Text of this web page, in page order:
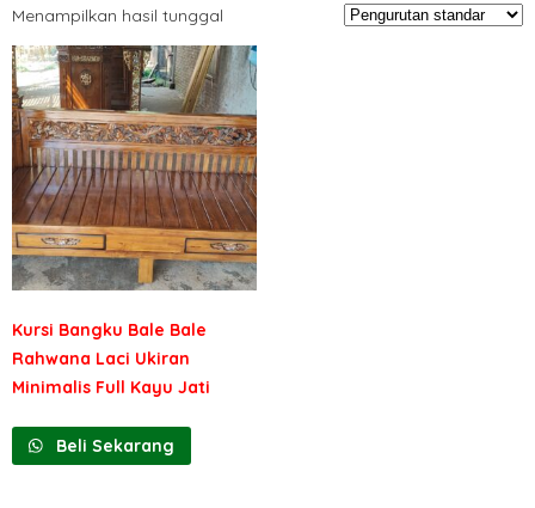
Menampilkan hasil tunggal
Kursi Bangku Bale Bale
Rahwana Laci Ukiran
Minimalis Full Kayu Jati
Beli Sekarang